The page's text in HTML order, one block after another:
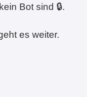
Bot sind 🔒.
es weiter.